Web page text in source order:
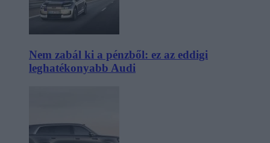
Nem zabál ki a pénzből: ez az eddigi
leghatékonyabb Audi